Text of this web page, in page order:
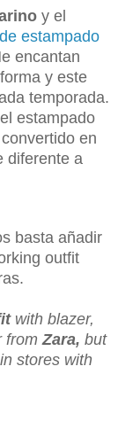
y el
estampado
encantan
y este
temporada.
estampado
en
diferente a
basta añadir
outfit
with blazer,
from Zara, but
stores with